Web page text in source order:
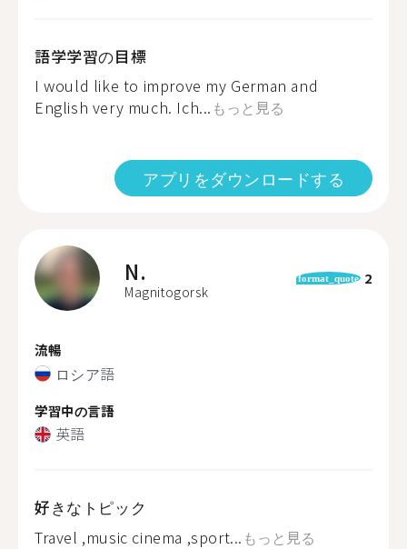
語学学習の目標
I would like to improve my German and
English very much. Ich... もっと見る
アプリをダウンロードする
N.
Magnitogorsk
format_quote 2
流暢
ロシア語
学習中の言語
英語
好きなトピック
Travel ,music cinema ,sport... もっと見る